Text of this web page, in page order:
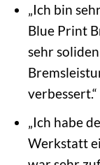
„Ich bin
Blue Print
sehr
verbessert.“
„Ich habe
Werkstatt